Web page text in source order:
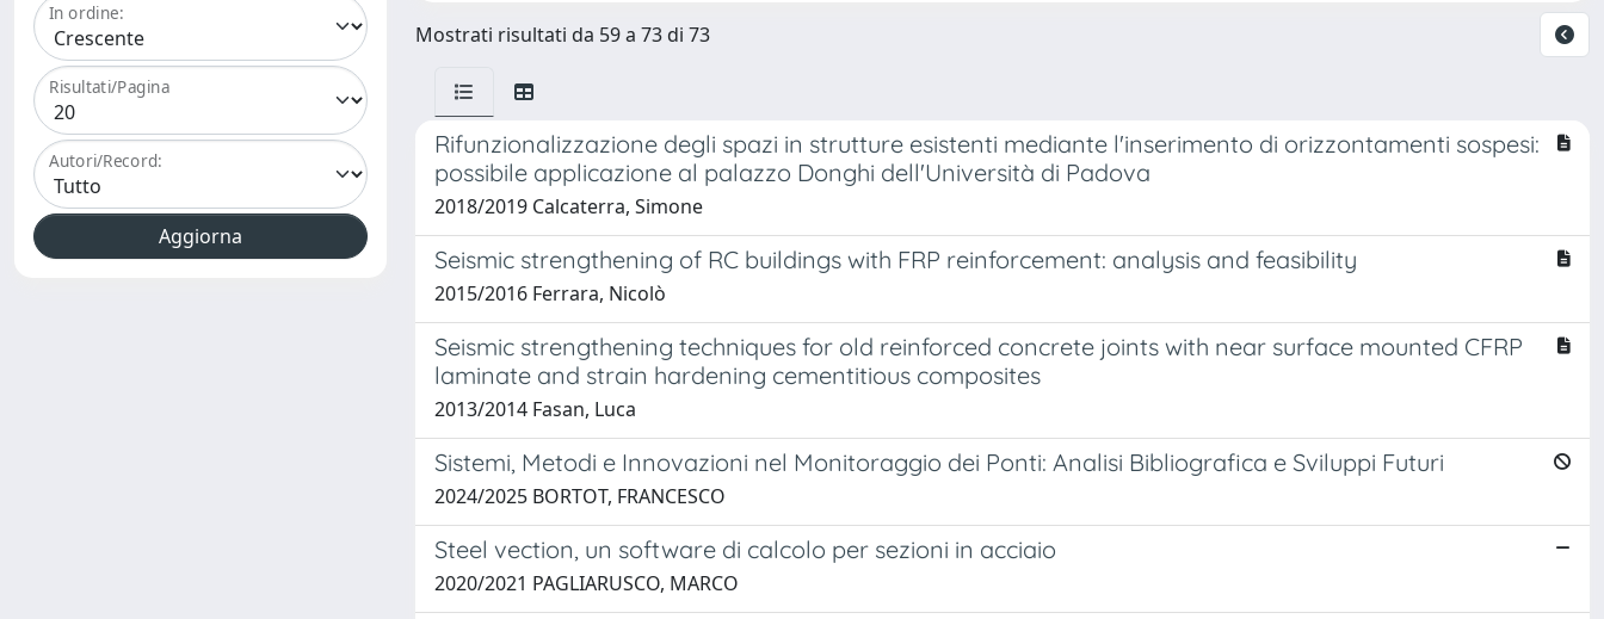
In ordine:
Risultati/Pagina
Autori/Record:
Mostrati risultati da 59 a 73 di 73
Rifunzionalizzazione degli spazi in strutture esistenti mediante l'inserimento di orizzontamenti sospesi:
possibile applicazione al palazzo Donghi dell'Università di Padova
2018/2019 Calcaterra, Simone
Seismic strengthening of RC buildings with FRP reinforcement: analysis and feasibility
2015/2016 Ferrara, Nicolò
Seismic strengthening techniques for old reinforced concrete joints with near surface mounted CFRP
laminate and strain hardening cementitious composites
2013/2014 Fasan, Luca
Sistemi, Metodi e Innovazioni nel Monitoraggio dei Ponti: Analisi Bibliografica e Sviluppi Futuri
2024/2025 BORTOT, FRANCESCO
Steel vection, un software di calcolo per sezioni in acciaio
2020/2021 PAGLIARUSCO, MARCO